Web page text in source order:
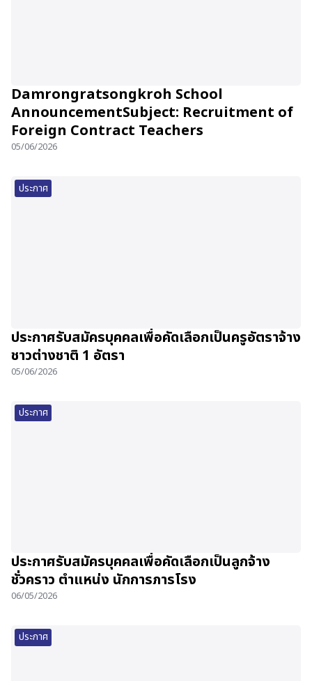
Damrongratsongkroh School
AnnouncementSubject: Recruitment of
Foreign Contract Teachers
05/06/2026
ประกาศ
ประกาศรับสมัครบุคคลเพื่อคัดเลือกเป็นครูอัตราจ้าง
ชาวต่างชาติ 1 อัตรา
05/06/2026
ประกาศ
ประกาศรับสมัครบุคคลเพื่อคัดเลือกเป็นลูกจ้าง
ชั่วคราว ตำแหน่ง นักการภารโรง
06/05/2026
ประกาศ